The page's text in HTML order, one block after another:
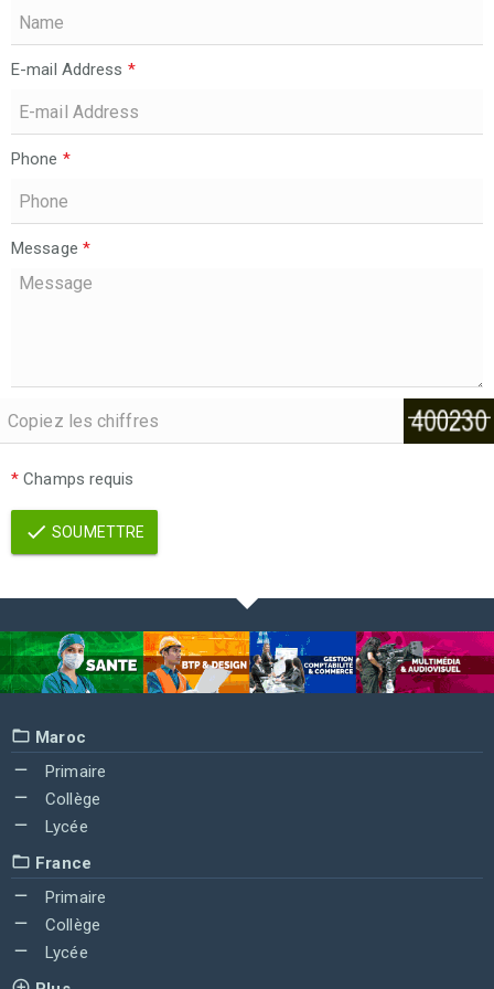
E-mail Address *
Phone *
Message *
* Champs requis
SOUMETTRE
Maroc
Primaire
Collège
Lycée
France
Primaire
Collège
Lycée